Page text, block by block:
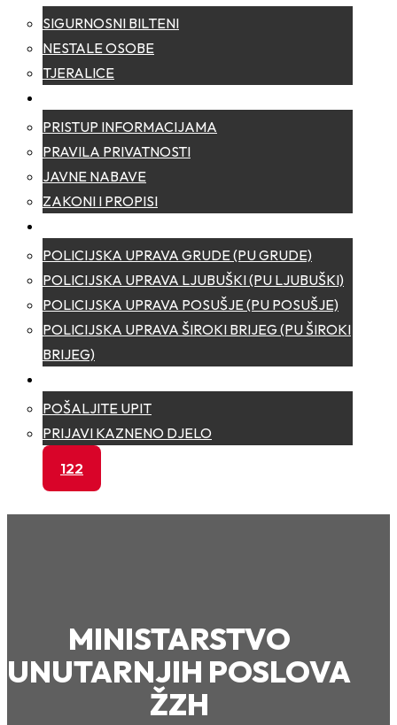
SIGURNOSNI BILTENI
NESTALE OSOBE
TJERALICE
PRISTUP INFORMACIJAMA
PRAVILA PRIVATNOSTI
JAVNE NABAVE
ZAKONI I PROPISI
POLICIJSKA UPRAVA GRUDE (PU GRUDE)
POLICIJSKA UPRAVA LJUBUŠKI (PU LJUBUŠKI)
POLICIJSKA UPRAVA POSUŠJE (PU POSUŠJE)
POLICIJSKA UPRAVA ŠIROKI BRIJEG (PU ŠIROKI
BRIJEG)
POŠALJITE UPIT
PRIJAVI KAZNENO DJELO
122
MINISTARSTVO
UNUTARNJIH POSLOVA
ŽZH